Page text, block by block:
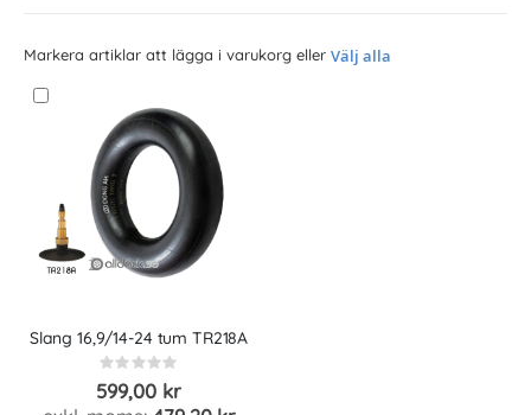
Markera artiklar att lägga i varukorg eller Välj alla
Slang 16,9/14-24 tum TR218A
Rating:
0%
599,00 kr